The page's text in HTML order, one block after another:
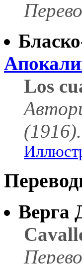
Los
(1916).
Верга